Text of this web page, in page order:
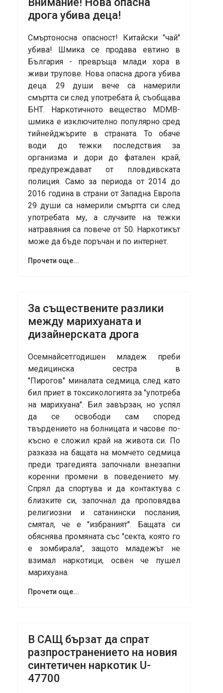
дрога убива деца!
Смъртоносна опасност! Китайски "чай"
убива! Шмика се продава евтино в
България - превръща млади хора в
живи трупове. Нова опасна дрога убива
деца. 29 души вече са намерили
смъртта си след употребата й, съобщава
БНТ. Наркотичното вещество MDMB-
шмика е изключително популярно сред
тийнейджърите в страната. То обаче
води до тежки последствия за
организма и дори до фатален край,
предупреждават от пловдивската
полиция. Само за периода от 2014 до
2016 година в страни от Западна Европа
29 души са намерили смъртта си след
употребата му, а случаите на тежки
натравяния са повече от 50. Наркотикът
може да бъде поръчан и по интернет.
Прочети още...
За съществените разлики
между марихуаната и
дизайнерската дрога
Осемнайсетгодишен младеж преби
медицинска сестра в
"Пирогов" миналата седмица, след като
бил приет в токсикологията за "употреба
на марихуана". Бил завързан, но успял
да се освободи сам според
твърдението на болницата и часове по-
късно е сложил край на живота си. По
разказа на бащата на момчето седмица
преди трагедията започнали внезапни
коренни промени в поведението му.
Спрял да спортува и да контактува с
близките си, започнал да проповядва
религиозни и сатанински послания,
смятал, че е "избраният". Бащата си
обяснява промяната със "секта, която го
е зомбирала", защото младежът не
взимал наркотици, освен че пушел
марихуана.
Прочети още...
В САЩ бързат да спрат
разпространението на новия
синтетичен наркотик U-
47700